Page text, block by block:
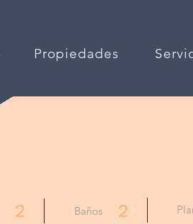
Propiedades
2 Baños 2